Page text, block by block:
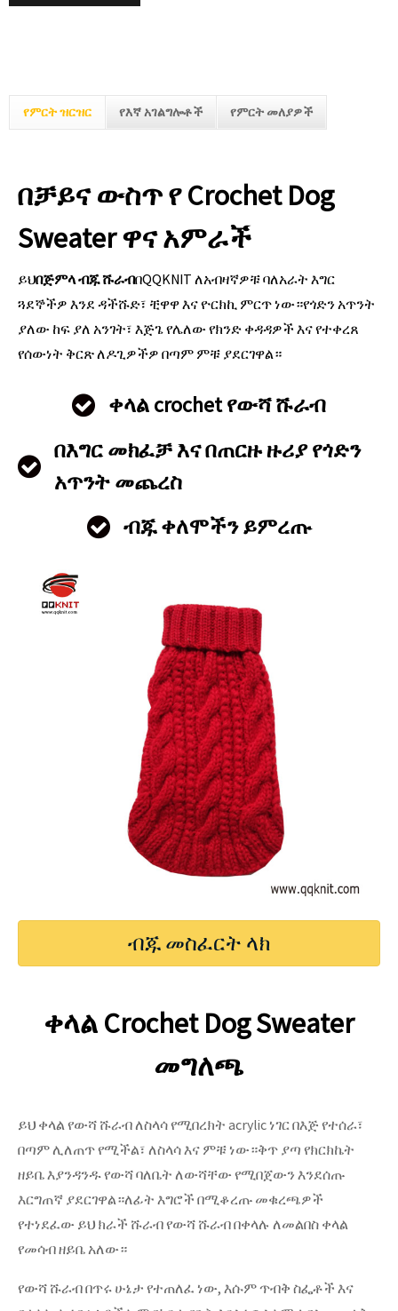
የምርት ዝርዝር የእኛ አገልግሎቶች የምርት መለያዎች
በቻይና ውስጥ የ Crochet Dog
Sweater ዋና አምራች
ይህበጅምላ ብጁ ሹራብበQQKNIT ለአብዛኛዎቹ ባለአራት እግር
ጓደኞችዎ እንደ ዳችሹድ፣ ቺዋዋ እና ዮርክኪ ምርጥ ነው።የጎድን አጥንት
ያለው ከፍ ያለ አንገት፣ እጅጌ የሌለው የክንድ ቀዳዳዎች እና የተቀረጸ
የሰውነት ቅርጽ ለዶጊዎችዎ በጣም ምቹ ያደርገዋል።
ቀላል crochet የውሻ ሹራብ
በእግር መክፈቻ እና በጠርዙ ዙሪያ የጎድን
አጥንት መጨረስ
ብጁ ቀለሞችን ይምረጡ
ብጁ መስፈርት ላክ
ቀላል Crochet Dog Sweater
መግለጫ
ይህ ቀላል የውሻ ሹራብ ለስላሳ የሚበረክት acrylic ነገር በእጅ የተሰራ፣
በጣም ሊለጠጥ የሚችል፣ ለስላሳ እና ምቹ ነው።ቅጥ ያጣ የክርክኬት
ዘይቤ እያንዳንዱ የውሻ ባለቤት ለውሻቸው የሚበጀውን እንደሰጡ
እርግጠኛ ያደርገዋል።ለፊት እግሮች በሚቆረጡ መቁረጫዎች
የተነደፈው ይህ ክራች ሹራብ የውሻ ሹራብ በቀላሉ ለመልበስ ቀላል
የመሳብ ዘይቤ አለው።
የውሻ ሹራብ በጥሩ ሁኔታ የተጠለፈ ነው, እሱም ጥብቅ ስፌቶች እና